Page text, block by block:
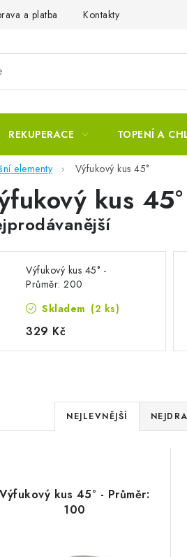
a platba Kontakty
REKUPERACE TOPENÍ A
elementy Výfukový kus 45°
kus 45°
Výfukový kus 45° -
Průměr: 200
Skladem (2 ks)
329 Kč
Řazení
NEJLEVNĚJŠÍ
Výfukový kus 45° - Průměr:
100